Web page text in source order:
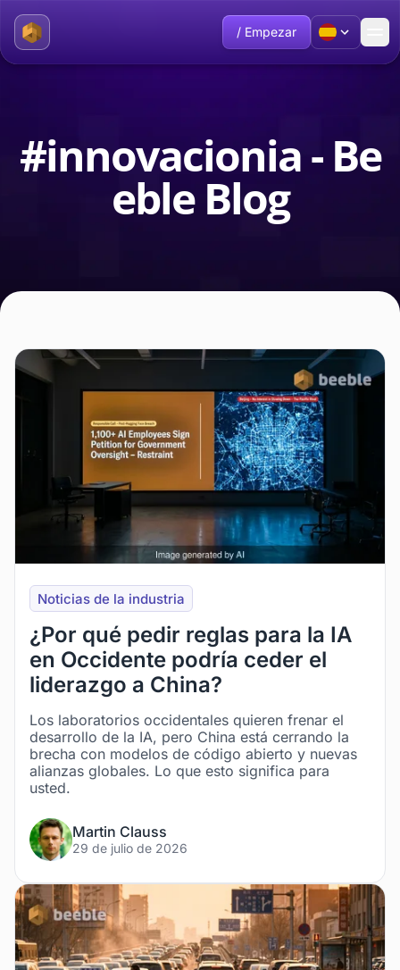
/ Empezar
#innovacionia - Be
eble Blog
Noticias de la industria
¿Por qué pedir reglas para la IA
en Occidente podría ceder el
liderazgo a China?
Los laboratorios occidentales quieren frenar el
desarrollo de la IA, pero China está cerrando la
brecha con modelos de código abierto y nuevas
alianzas globales. Lo que esto significa para
usted.
Martin Clauss
29 de julio de 2026